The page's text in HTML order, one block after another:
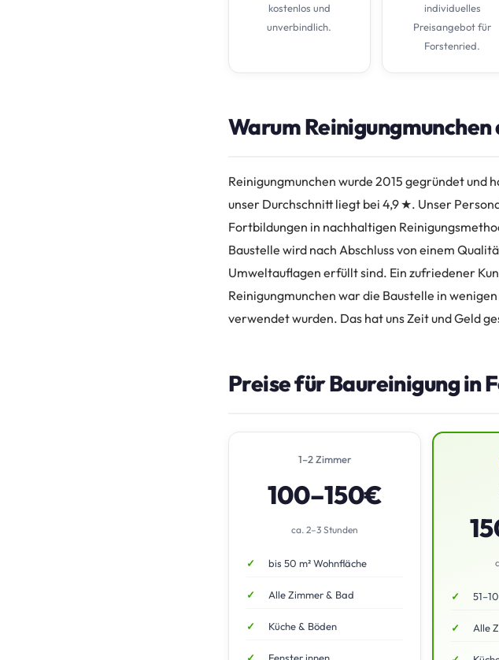
kostenlos und
unverbindlich.
individuelles
Preisangebot für
Forstenried.
Warum
Reinigungmunchen wurde 2015 gegründet und
unser Durchschnitt liegt bei 4,9 ★. Unser
Fortbildungen in nachhaltigen
Baustelle wird nach Abschluss von einem
Umweltauflagen erfüllt sind. Ein zufriedener
Reinigungmunchen war die Baustelle in
verwendet wurden. Das hat uns Zeit und Geld
Preise für Baureinigung in
1–2 Zimmer
100–150€
ca. 2–3 Stunden
bis 50 m² Wohnfläche
Alle Zimmer & Bad
Küche & Böden Alle